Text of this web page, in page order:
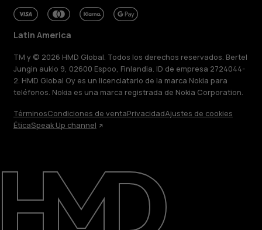
Reparar, reutilizar, reciclar
Sostenibilidad
Soporte
Latin America
Latin America
TM y © 2026 HMD Global. Todos los derechos reservados. Bertel
Jungin aukio 9, 02600 Espoo, Finlandia. ID de empresa 2724044-
2. HMD Global Oy es un licenciatario de la marca Nokia para
teléfonos. Nokia es una marca registrada de Nokia Corporation.
TérminosCondiciones de ventaPrivacidadAjustes de cookies
ÉticaSpeak Up channel